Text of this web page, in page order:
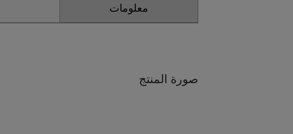
معلومات
صورة المنتج